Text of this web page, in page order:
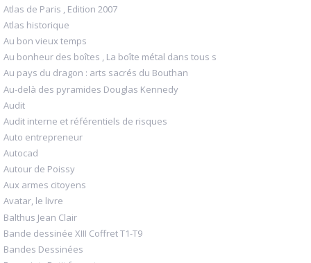
Atlas de Paris , Edition 2007
Atlas historique
Au bon vieux temps
Au bonheur des boîtes , La boîte métal dans tous s
Au pays du dragon : arts sacrés du Bouthan
Au-delà des pyramides Douglas Kennedy
Audit
Audit interne et référentiels de risques
Auto entrepreneur
Autocad
Autour de Poissy
Aux armes citoyens
Avatar, le livre
Balthus Jean Clair
Bande dessinée XIII Coffret T1-T9
Bandes Dessinées